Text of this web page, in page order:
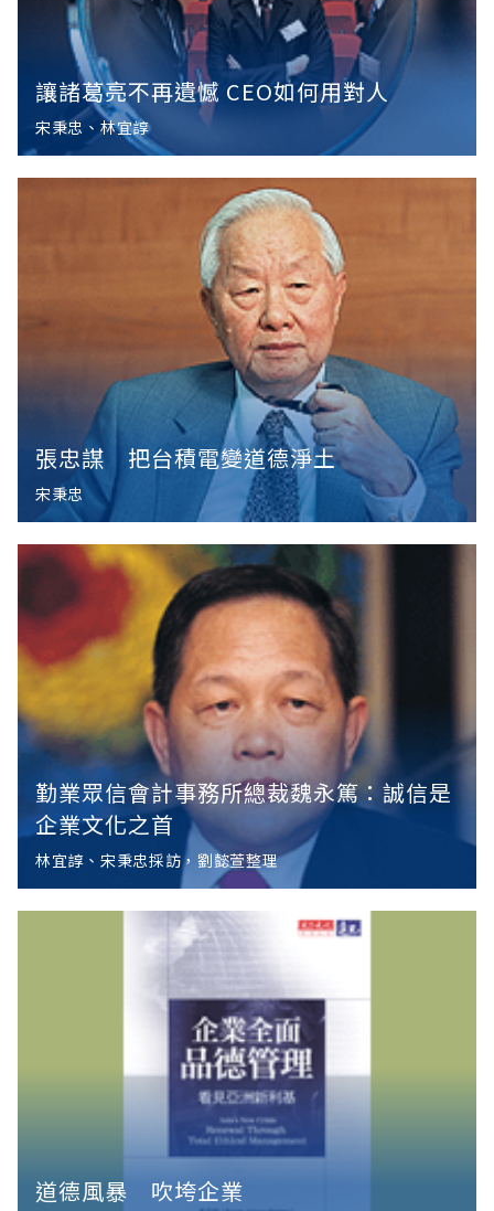
讓諸葛亮不再遺憾 CEO如何用對人
宋秉忠、林宜諄
張忠謀 把台積電變道德淨土
宋秉忠
勤業眾信會計事務所總裁魏永篤：誠信是
企業文化之首
林宜諄、宋秉忠採訪，劉懿萱整理
道德風暴 吹垮企業